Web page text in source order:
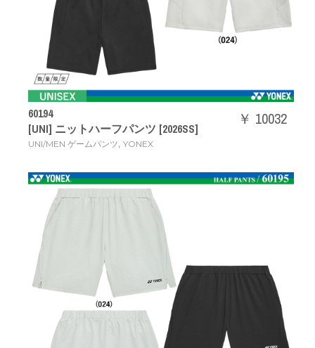
60194
[UNI] ニットハーフパンツ [2026SS]
UNI/MEN ゲームパンツ, YONEX
￥ 10032